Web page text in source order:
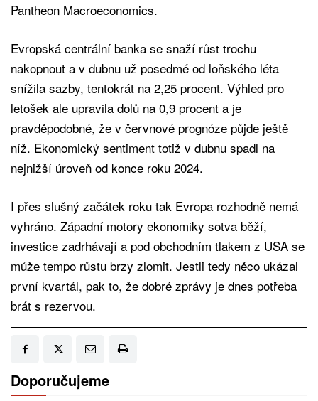
Pantheon Macroeconomics.
Evropská centrální banka se snaží růst trochu
nakopnout a v dubnu už posedmé od loňského léta
snížila sazby, tentokrát na 2,25 procent. Výhled pro
letošek ale upravila dolů na 0,9 procent a je
pravděpodobné, že v červnové prognóze půjde ještě
níž. Ekonomický sentiment totiž v dubnu spadl na
nejnižší úroveň od konce roku 2024.
I přes slušný začátek roku tak Evropa rozhodně nemá
vyhráno. Západní motory ekonomiky sotva běží,
investice zadrhávají a pod obchodním tlakem z USA se
může tempo růstu brzy zlomit. Jestli tedy něco ukázal
první kvartál, pak to, že dobré zprávy je dnes potřeba
brát s rezervou.
Doporučujeme